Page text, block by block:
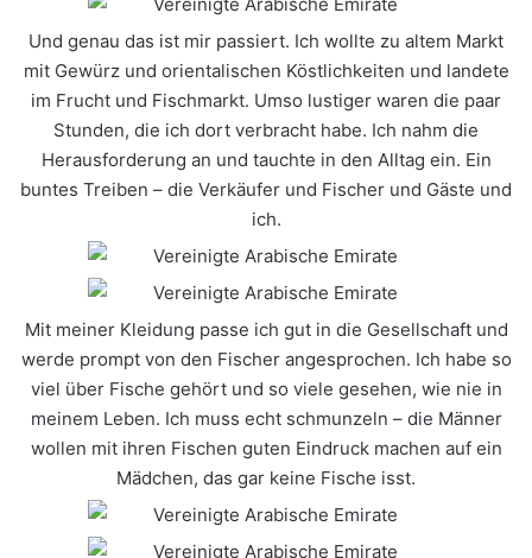
Und genau das ist mir passiert. Ich wollte zu altem Markt
mit Gewürz und orientalischen Köstlichkeiten und landete
im Frucht und Fischmarkt. Umso lustiger waren die paar
Stunden, die ich dort verbracht habe. Ich nahm die
Herausforderung an und tauchte in den Alltag ein. Ein
buntes Treiben – die Verkäufer und Fischer und Gäste und
ich.
Mit meiner Kleidung passe ich gut in die Gesellschaft und
werde prompt von den Fischer angesprochen. Ich habe so
viel über Fische gehört und so viele gesehen, wie nie in
meinem Leben. Ich muss echt schmunzeln – die Männer
wollen mit ihren Fischen guten Eindruck machen auf ein
Mädchen, das gar keine Fische isst.